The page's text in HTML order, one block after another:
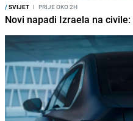
/SVIJET I PRIJE OKO 2H
Novi napadi Izraela na